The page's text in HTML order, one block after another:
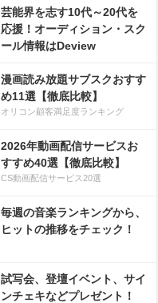
芸能界を志す10代～20代を
応援！オーディション・スク
ール情報はDeview
漫画読み放題サブスクおすす
め11選【徹底比較】
オリコン顧客満足度ランキング
2026年動画配信サービスお
すすめ40選【徹底比較】
CS動画配信サービス20選
毎週の音楽ランキングから、
ヒットの推移をチェック！
試写会、登壇イベント、サイ
ンチェキなどプレゼント！